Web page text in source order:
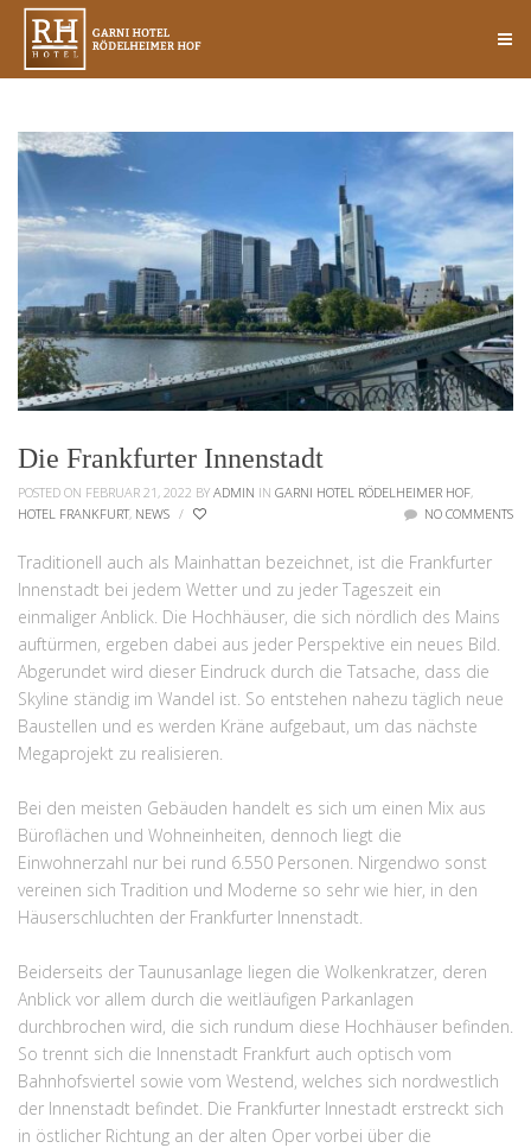
Die Frankfurter Innenstadt
POSTED ON FEBRUAR 21, 2022 BY ADMIN IN GARNI HOTEL RÖDELHEIMER HOF,
HOTEL FRANKFURT, NEWS / NO COMMENTS
Traditionell auch als Mainhattan bezeichnet, ist die Frankfurter
Innenstadt bei jedem Wetter und zu jeder Tageszeit ein
einmaliger Anblick. Die Hochhäuser, die sich nördlich des Mains
auftürmen, ergeben dabei aus jeder Perspektive ein neues Bild.
Abgerundet wird dieser Eindruck durch die Tatsache, dass die
Skyline ständig im Wandel ist. So entstehen nahezu täglich neue
Baustellen und es werden Kräne aufgebaut, um das nächste
Megaprojekt zu realisieren.
Bei den meisten Gebäuden handelt es sich um einen Mix aus
Büroflächen und Wohneinheiten, dennoch liegt die
Einwohnerzahl nur bei rund 6.550 Personen. Nirgendwo sonst
vereinen sich Tradition und Moderne so sehr wie hier, in den
Häuserschluchten der Frankfurter Innenstadt.
Beiderseits der Taunusanlage liegen die Wolkenkratzer, deren
Anblick vor allem durch die weitläufigen Parkanlagen
durchbrochen wird, die sich rundum diese Hochhäuser befinden.
So trennt sich die Innenstadt Frankfurt auch optisch vom
Bahnhofsviertel sowie vom Westend, welches sich nordwestlich
der Innenstadt befindet. Die Frankfurter Innestadt erstreckt sich
in östlicher Richtung an der alten Oper vorbei über die